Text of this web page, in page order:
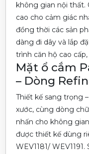
không gian nội thất.
cao cho cảm giác
đồng thời các sản
dàng đi dây và lắp
trình căn hộ cao
Mặt ổ cắm
– Dòng
Thiết kế sang trọng
xước, cùng dòng
nhấn cho không
được thiết kế dùng
WEV1181/